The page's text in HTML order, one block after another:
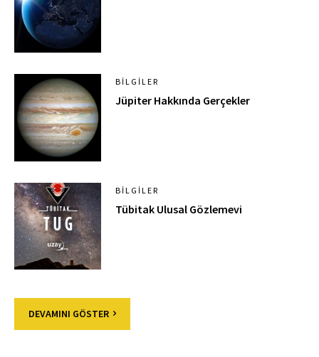
BILGILER
Jüpiter Hakkında Gerçekler
BILGILER
Tübitak Ulusal Gözlemevi
DEVAMINI GÖSTER